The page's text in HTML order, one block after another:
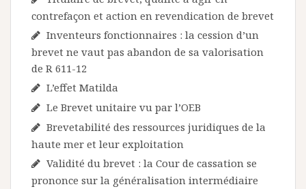
contrefaçon et action en revendication de brevet
Inventeurs fonctionnaires : la cession d’un
brevet ne vaut pas abandon de sa valorisation
de R 611-12
L’effet Matilda
Le Brevet unitaire vu par l’OEB
Brevetabilité des ressources juridiques de la
haute mer et leur exploitation
Validité du brevet : la Cour de cassation se
prononce sur la généralisation intermédiaire